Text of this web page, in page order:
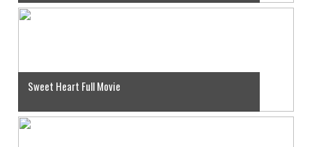
Sweet Heart Full Movie